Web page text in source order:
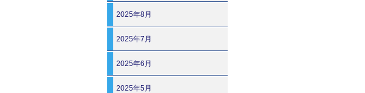
2025年8月
2025年7月
2025年6月
2025年5月